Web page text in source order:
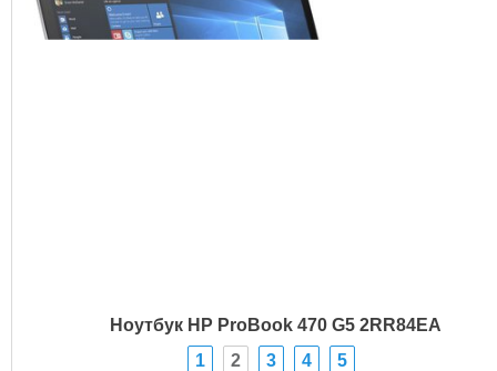
Ноутбук HP ProBook 470 G5 2RR84EA
1
2 3 4 5